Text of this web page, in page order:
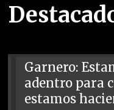
Garnero:
adentro para
estamos